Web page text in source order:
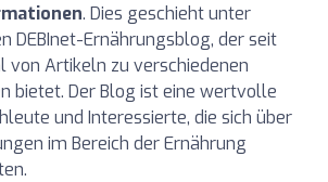
. Dies geschieht unter
DEBInet-Ernährungsblog, der seit
von Artikeln zu verschiedenen
bietet. Der Blog ist eine wertvolle
und Interessierte, die sich über
im Bereich der Ernährung